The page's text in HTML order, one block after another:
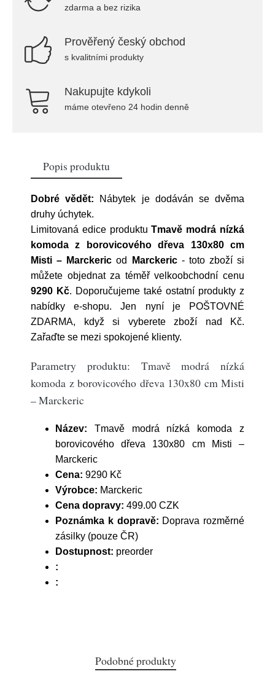
zdarma a bez rizika
Prověřený český obchod
s kvalitními produkty
Nakupujte kdykoli
máme otevřeno 24 hodin denně
Popis produktu
Dobré vědět: Nábytek je dodáván se dvěma
druhy úchytek.
Limitovaná edice produktuTmavě modrá nízká
komoda z borovicového dřeva 130x80 cm
Misti – Marckeric od Marckeric- toto zboží si
můžete objednat za téměř velkoobchodní cenu
9290 Kč. Doporučujeme také ostatní produkty z
nabídky e-shopu. Jen nyní je POŠTOVNÉ
ZDARMA, když si vyberete zboží nad Kč.
Zařaďte se mezi spokojené klienty.
Parametry produktu: Tmavě modrá nízká
komoda z borovicového dřeva 130x80 cm Misti
– Marckeric
Název: Tmavě modrá nízká komoda z
borovicového dřeva 130x80 cm Misti –
Marckeric
Cena: 9290 Kč
Výrobce: Marckeric
Cena dopravy: 499.00 CZK
Poznámka k dopravě: Doprava rozměrné
zásilky (pouze ČR)
Dostupnost: preorder
:
:
Podobné produkty